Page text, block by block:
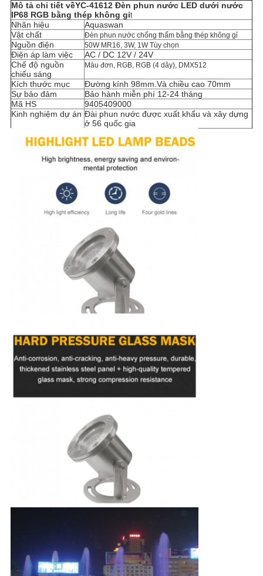
Mô tả chi tiết vềYC-41612 Đèn phun nước LED dưới nước
IP68 RGB bằng thép không gỉt
Nhãn hiệu
Aquaswan
Vật chất
Đèn phun nước chống thấm bằng thép không gỉ
Nguồn điện 50W MR16, 3W, 1W Tùy chọn
Điện áp làm việc
AC / DC 12V / 24V
Chế độ nguồn
chiếu sáng
Màu đơn, RGB, RGB (4 dây), DMX512
Kích thước mục
Đường kính 98mm.Và chiều cao 70mm
Sự bảo đảm
Bảo hành miễn phí 12-24 tháng
Mã HS
9405409000
Kinh nghiệm dự án Đài phun nước được xuất khẩu và xây dựng
ở 56 quốc gia